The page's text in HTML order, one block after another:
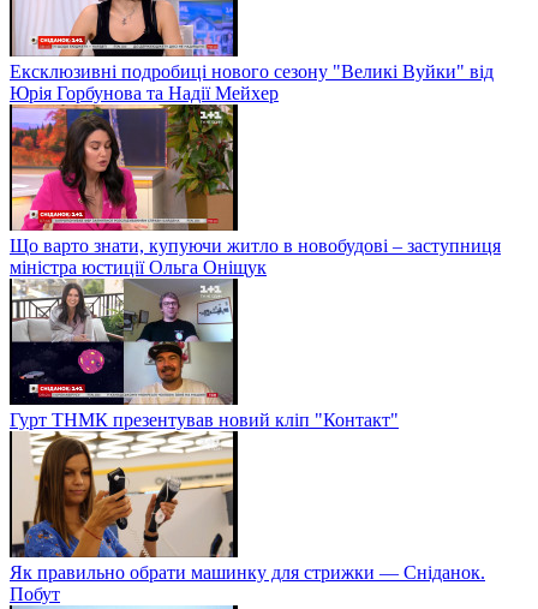
Ексклюзивні подробиці нового сезону "Великі Вуйки" від
Юрія Горбунова та Надії Мейхер
Що варто знати, купуючи житло в новобудові – заступниця
міністра юстиції Ольга Оніщук
Гурт ТНМК презентував новий кліп "Контакт"
Як правильно обрати машинку для стрижки — Сніданок.
Побут